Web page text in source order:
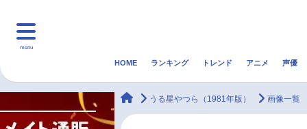
menu
HOME ランキング トレンド アニメ 声優
animateTimes
うる星やつら（1981年版） 画像一覧